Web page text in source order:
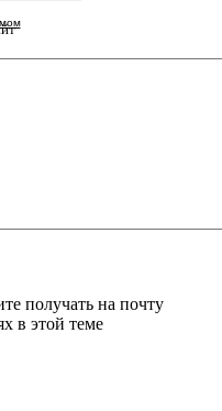
получать на почту
в этой теме